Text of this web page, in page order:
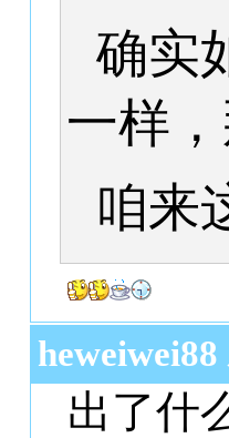
确实
一样
咱来
heweiwei88
出了什